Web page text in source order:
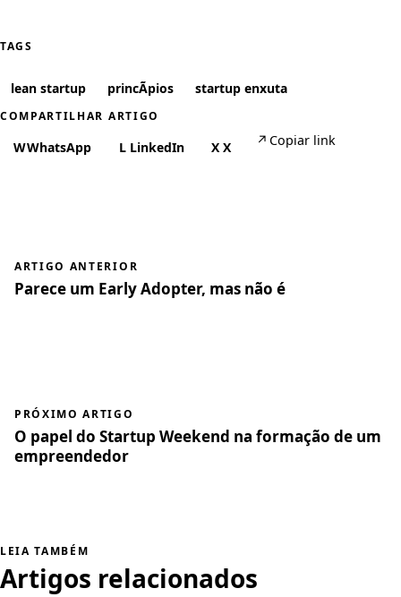
TAGS
lean startup princÃ­pios startup enxuta
COMPARTILHAR ARTIGO
WWhatsApp L LinkedIn X X ↗ Copiar link
ARTIGO ANTERIOR
Parece um Early Adopter, mas não é
PRÓXIMO ARTIGO
O papel do Startup Weekend na formação de um
empreendedor
LEIA TAMBÉM
Artigos relacionados